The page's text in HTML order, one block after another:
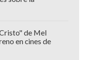
de Mel
en cines de